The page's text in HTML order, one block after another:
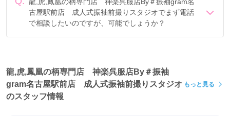
古屋駅前店 成人式振袖前撮りスタジオでまず電話
で相談したいのですが、可能でしょうか？
龍,虎,鳳凰の柄専門店 神楽呉服店By＃振袖
gram名古屋駅前店 成人式振袖前撮りスタジオ
のスタッフ情報
もっと見る